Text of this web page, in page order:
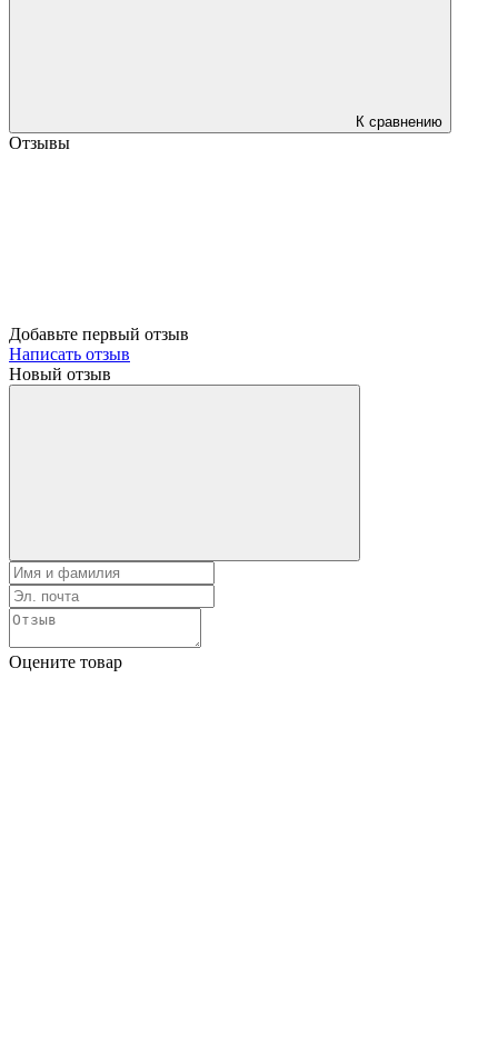
К сравнению
Отзывы
Добавьте первый отзыв
Написать отзыв
Новый отзыв
Оцените товар